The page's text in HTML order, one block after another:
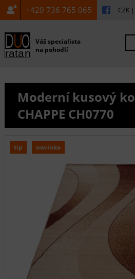
+420 736 765 065 CZK |
Váš specialista
na pohodlí
Moderní kusový
CHAPPE CH0770
tip novinka